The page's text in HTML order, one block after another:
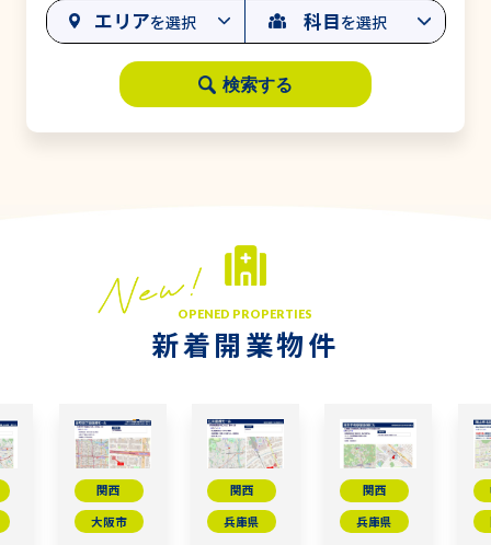
エリアを選択 科目を選択
検索する
OPENED PROPERTIES
新着開業物件
関西
大阪市
関西
兵庫県
関西
兵庫県